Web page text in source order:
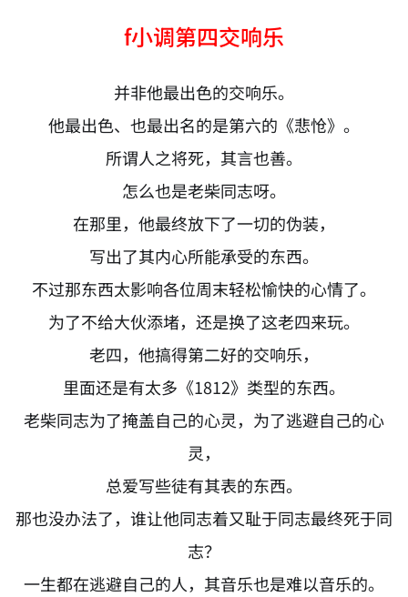
f小调第四交响乐
并非他最出色的交响乐。
他最出色、也最出名的是第六的《悲怆》。
所谓人之将死，其言也善。
怎么也是老柴同志呀。
在那里，他最终放下了一切的伪装，
写出了其内心所能承受的东西。
不过那东西太影响各位周末轻松愉快的心情了。
为了不给大伙添堵，还是换了这老四来玩。
老四，他搞得第二好的交响乐，
里面还是有太多《1812》类型的东西。
老柴同志为了掩盖自己的心灵，为了逃避自己的心
灵，
总爱写些徒有其表的东西。
那也没办法了，谁让他同志着又耻于同志最终死于同
志？
一生都在逃避自己的人，其音乐也是难以音乐的。